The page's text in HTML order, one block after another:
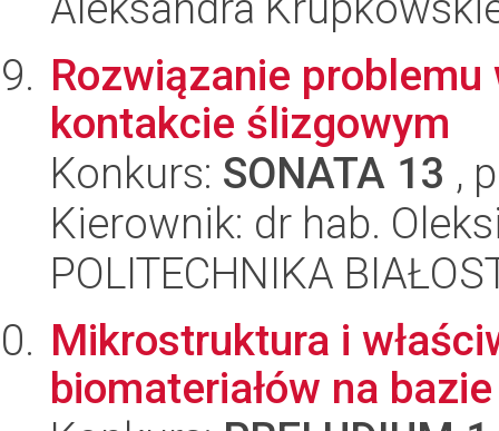
Rozwiązanie
kontakcie ślizgowym
Konkurs: SONATA 13 ,
Kierownik: dr hab.
POLITECHNIKA
Mikrostruktura i
biomateriałów na